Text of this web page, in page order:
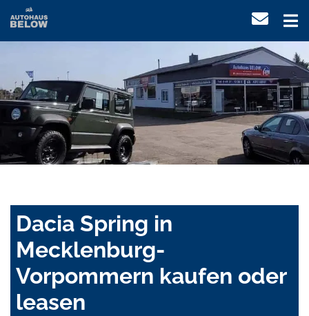
Dacia Spring in
Mecklenburg-
Vorpommern kaufen oder
leasen